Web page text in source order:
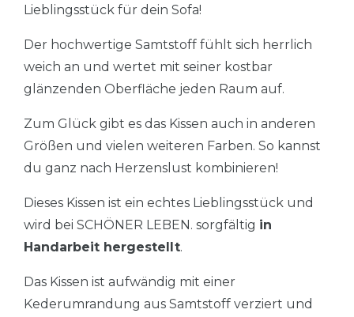
Lieblingsstück für dein Sofa!
Der hochwertige Samtstoff fühlt sich herrlich
weich an und wertet mit seiner kostbar
glänzenden Oberfläche jeden Raum auf.
Zum Glück gibt es das Kissen auch in anderen
Größen und vielen weiteren Farben. So kannst
du ganz nach Herzenslust kombinieren!
Dieses Kissen ist ein echtes Lieblingsstück und
wird bei SCHÖNER LEBEN. sorgfältig in
Handarbeit hergestellt.
Das Kissen ist aufwändig mit einer
Kederumrandung aus Samtstoff verziert und